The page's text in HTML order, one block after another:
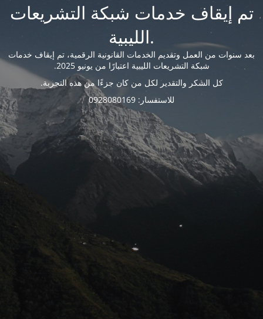
تم إيقاف خدمات شبكة التشريعات
الليبية.
بعد سنوات من العمل وتقديم الخدمات القانونية الرقمية، تم إيقاف خدمات
شبكة التشريعات الليبية اعتبارًا من يونيو 2025.
كل الشكر والتقدير لكل من كان جزءًا من هذه التجربة.
للاستفسار: 0928080169